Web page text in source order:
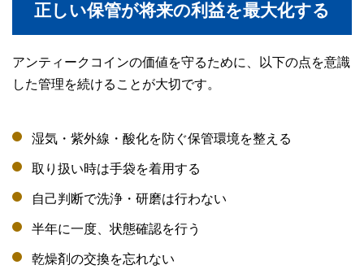
正しい保管が将来の利益を最大化する
アンティークコインの価値を守るために、以下の点を意識
した管理を続けることが大切です。
湿気・紫外線・酸化を防ぐ保管環境を整える
取り扱い時は手袋を着用する
自己判断で洗浄・研磨は行わない
半年に一度、状態確認を行う
乾燥剤の交換を忘れない